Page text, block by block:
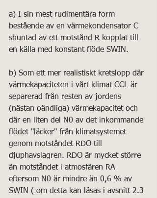
a) I sin mest rudimentära form
bestående av en värmekondensator C
shuntad av ett motstånd R kopplat till
en källa med konstant flöde SWIN.
b) Som ett mer realistiskt kretslopp där
värmekapaciteten i vårt klimat CCL är
separerad från resten av jordens
(nästan oändliga) värmekapacitet och
där en liten del N0 av det inkommande
flödet "läcker" från klimatsystemet
genom motståndet RDO till
djuphavslagren. RDO är mycket större
än motståndet i atmosfären RA
eftersom N0 är mindre än 0,6 % av
SWIN ( om detta kan läsas i avsnitt 2.3